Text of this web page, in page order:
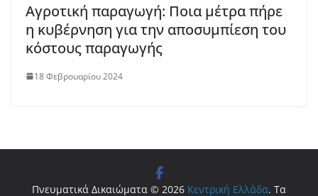
Αγροτική παραγωγή: Ποια μέτρα πήρε
η κυβέρνηση για την αποσυμπίεση του
κόστους παραγωγής
18 Φεβρουαρίου 2024
Πνευματικά Δικαιώματα © 2026 Κεντρική Ελλάδα. Τα